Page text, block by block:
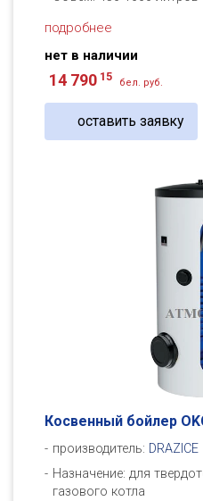
подробнее
нет в наличии
14 790 15 бел. руб.
оставить заявку
Косвенный бойлер
производитель: DRAZICE
Назначение: для
газового котла